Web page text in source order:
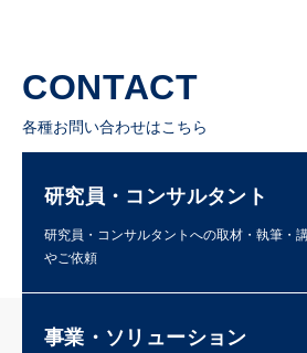
CONTACT
各種お問い合わせはこちら
研究員・コンサルタント
研究員・コンサルタントへの取材・執筆・
やご依頼
事業・ソリューション